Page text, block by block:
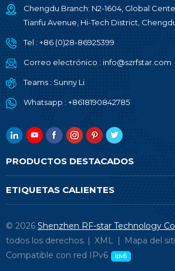
Chengdu Branch: N2-1604, Global
Tianfu Avenue, Hi-Tech District,
Tel : +86 (0)28-86925399
Correo electrónico : info@szrfstar.com
Teams : Sunny Li
Whatsapp : +8618190842785
PRODUCTOS DESTACADOS
ETIQUETAS CALIENTES
© 2026 Shenzhen RF-star Technology
todos los derechos. | XML | Mapa del
Compatible con red IPv6